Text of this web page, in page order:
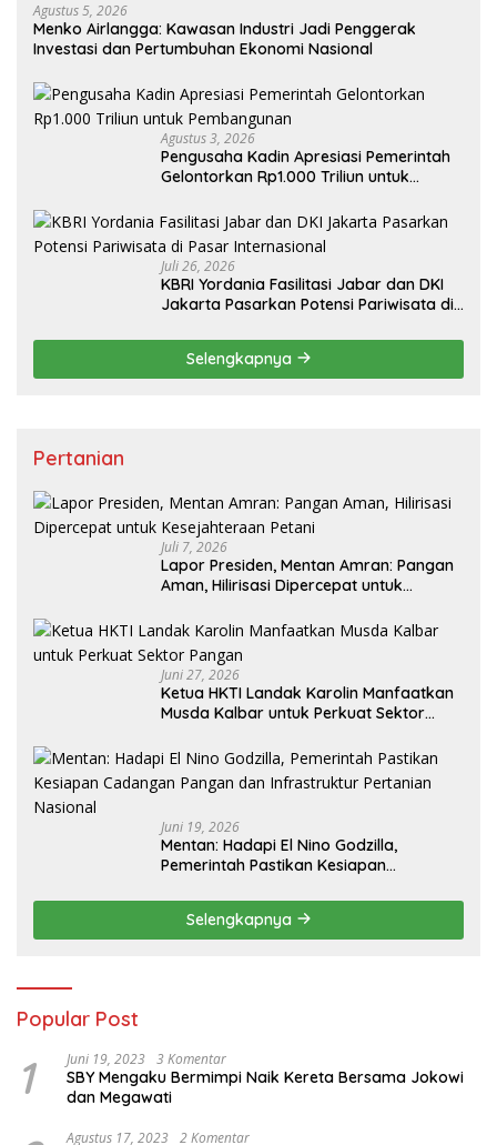
Agustus 5, 2026
Menko Airlangga: Kawasan Industri Jadi Penggerak
Investasi dan Pertumbuhan Ekonomi Nasional
Agustus 3, 2026
Pengusaha Kadin Apresiasi Pemerintah
Gelontorkan Rp1.000 Triliun untuk
Juli 26, 2026
KBRI Yordania Fasilitasi Jabar dan DKI
Jakarta Pasarkan Potensi Pariwisata di
Selengkapnya
Pertanian
Juli 7, 2026
Lapor Presiden, Mentan Amran: Pangan
Aman, Hilirisasi Dipercepat untuk
Juni 27, 2026
Ketua HKTI Landak Karolin Manfaatkan
Musda Kalbar untuk Perkuat Sektor
Juni 19, 2026
Mentan: Hadapi El Nino Godzilla,
Pemerintah Pastikan Kesiapan
Pertanian Nasional
Selengkapnya
Popular Post
1 Juni 19, 2023 3 Komentar
SBY Mengaku Bermimpi Naik Kereta Bersama Jokowi
dan Megawati
Agustus 17, 2023 2 Komentar